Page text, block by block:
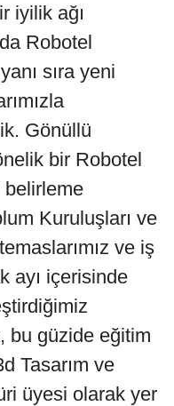
iyilik ağı
Robotel
sıra yeni
Gönüllü
bir Robotel
Kuruluşları ve
ve iş
ayı içerisinde
bu güzide eğitim
Tasarım ve
üyesi olarak yer